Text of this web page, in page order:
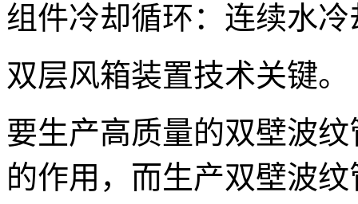
组件冷却循环：连续水
双层风箱装置技术关键。
要生产高质量的双壁波
的作用，而生产双壁波